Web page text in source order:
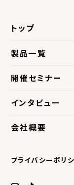
トップ
製品一覧
開催セミナー
インタビュー
会社概要
プライバシーポリ